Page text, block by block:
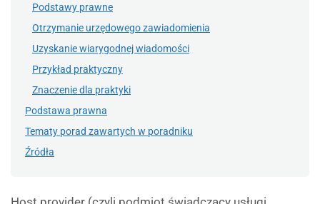
Podstawy prawne
Otrzymanie urzędowego zawiadomienia
Uzyskanie wiarygodnej wiadomości
Przykład praktyczny
Znaczenie dla praktyki
Podstawa prawna
Tematy porad zawartych w poradniku
Źródła